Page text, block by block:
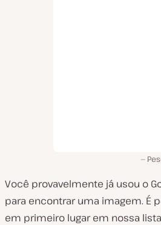
Você provavelmente já usou o
para encontrar uma imagem. É
em primeiro lugar em nossa